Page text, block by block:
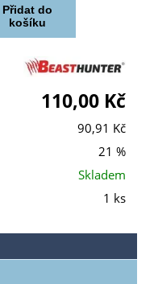
110,00 Kč
90,91 Kč
21 %
Skladem
1 ks